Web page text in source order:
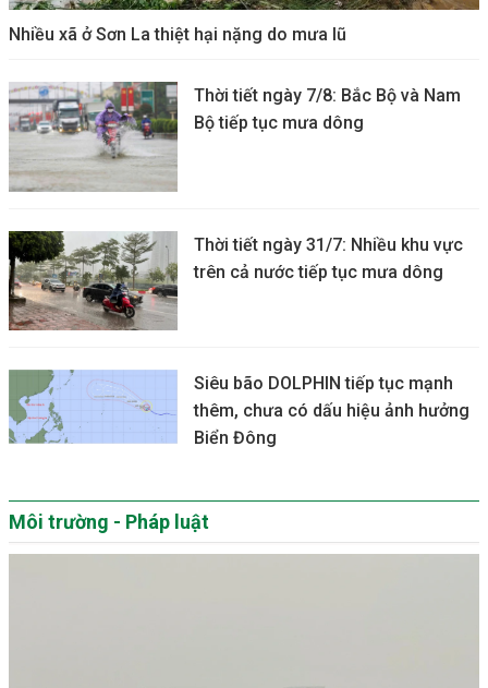
Nhiều xã ở Sơn La thiệt hại nặng do mưa lũ
Thời tiết ngày 7/8: Bắc Bộ và Nam
Bộ tiếp tục mưa dông
Thời tiết ngày 31/7: Nhiều khu vực
trên cả nước tiếp tục mưa dông
Siêu bão DOLPHIN tiếp tục mạnh
thêm, chưa có dấu hiệu ảnh hưởng
Biển Đông
Môi trường - Pháp luật